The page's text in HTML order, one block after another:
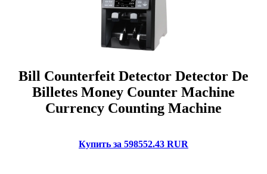
Bill Counterfeit Detector Detector De
Billetes Money Counter Machine
Currency Counting Machine
Купить за 598552.43 RUR